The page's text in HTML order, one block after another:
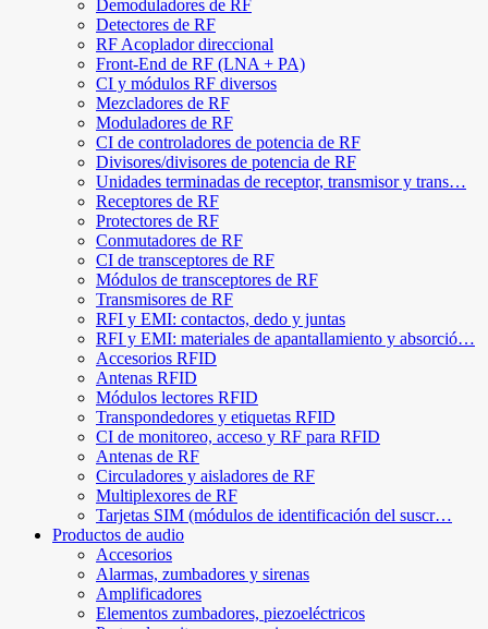
Demoduladores de RF
Detectores de RF
RF Acoplador direccional
Front-End de RF (LNA + PA)
CI y módulos RF diversos
Mezcladores de RF
Moduladores de RF
CI de controladores de potencia de RF
Divisores/divisores de potencia de RF
Unidades terminadas de receptor, transmisor y trans…
Receptores de RF
Protectores de RF
Conmutadores de RF
CI de transceptores de RF
Módulos de transceptores de RF
Transmisores de RF
RFI y EMI: contactos, dedo y juntas
RFI y EMI: materiales de apantallamiento y absorció…
Accesorios RFID
Antenas RFID
Módulos lectores RFID
Transpondedores y etiquetas RFID
CI de monitoreo, acceso y RF para RFID
Antenas de RF
Circuladores y aisladores de RF
Multiplexores de RF
Tarjetas SIM (módulos de identificación del suscr…
Productos de audio
Accesorios
Alarmas, zumbadores y sirenas
Amplificadores
Elementos zumbadores, piezoeléctricos